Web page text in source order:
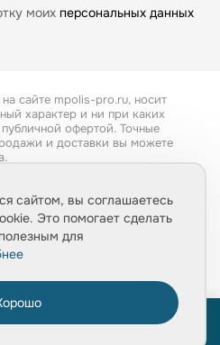
моих персональных данных
сайте mpolis-pro.ru, носит
характер и ни при каких
офертой. Точные
и доставки вы можете
данных
сайтом, вы соглашаетесь
Это помогает сделать
для